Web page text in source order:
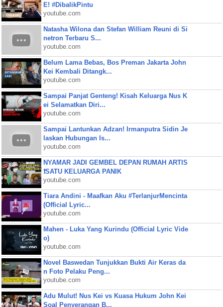
E! #DibalikPintu
youtube.com
Natasha Wilona dan Stefan William Reuni di Si
netron Terbaru S...
youtube.com
Belum Lama Bebas, Bos Preman Jakarta John
Kei Kembali Ditangk...
youtube.com
Sampai Panjat Genteng! Kisah Keluarga Nus K
ei Selamatkan Diri...
youtube.com
Sampai Lantunkan Adzan! Irmanputra Sidin Je
laskan Hubungan Is...
youtube.com
NYAMAR JADI GEMBEL DEPAN RUMAH ARTIS
❗SATU KELUARGA PANIK
youtube.com
Tiara Andini - Maafkan Aku #TerlanjurMencinta
(Official Lyric...
youtube.com
Mahen - Luka Yang Kurindu (Official Lyric Vide
o)
youtube.com
Novel Baswedan Tunjukkan Bukti Air Keras da
n Foto Pelaku Peng...
youtube.com
Adu Mulut! Nus Kei vs Kuasa Hukum John Kei
Soal Penyerangan B...